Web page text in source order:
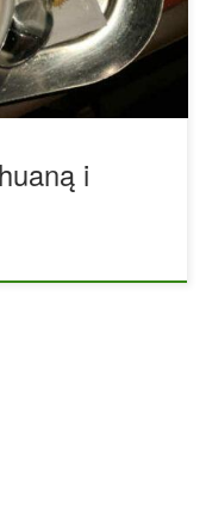
już w 1857 roku
[…]
i